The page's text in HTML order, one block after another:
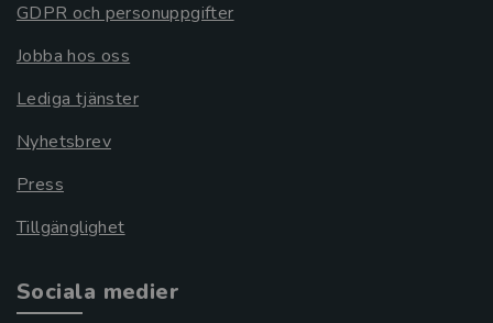
GDPR och personuppgifter
Jobba hos oss
Lediga tjänster
Nyhetsbrev
Press
Tillgänglighet
Sociala medier